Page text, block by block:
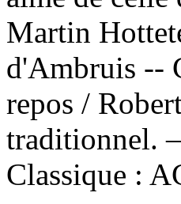
Martin
d'Ambruis --
repos /
traditionnel.
Classique :